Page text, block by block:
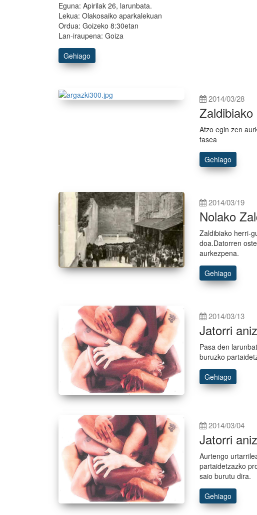
Eguna: Apirilak 26, larunbata.
Lekua: Olakosaiko aparkalekuan
Ordua: Goizeko 8:30etan
Lan-iraupena: Goiza
Gehiago
2014/03/28
Atzo egin zen
fasea
Gehiago
2014/03/19
Nolako
Zaldibiako herri-
doa.Datorren
aurkezpena.
Gehiago
2014/03/13
Jatorri
Pasa den
buruzko
Gehiago
2014/03/04
Jatorri
Aurtengo
partaidetzazko
saio burutu dira.
Gehiago